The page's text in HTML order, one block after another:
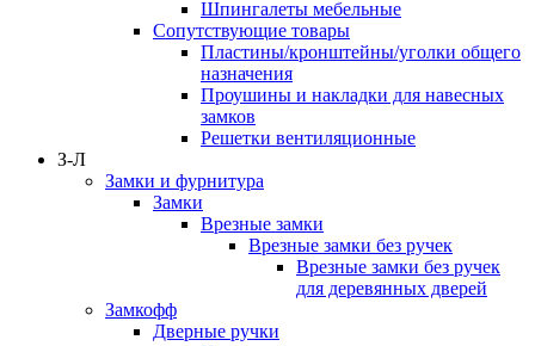
Шпингалеты мебельные
Сопутствующие товары
Пластины/кронштейны/уголки общего
назначения
Проушины и накладки для навесных
замков
Решетки вентиляционные
З-Л
Замки и фурнитура
Замки
Врезные замки
Врезные замки без ручек
Врезные замки без ручек
для деревянных дверей
Замкофф
Дверные ручки